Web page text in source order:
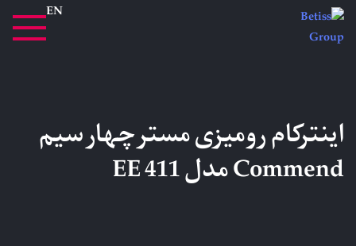
EN
اینترکام رومیزی مستر چهار سیم
Commend مدل EE 411